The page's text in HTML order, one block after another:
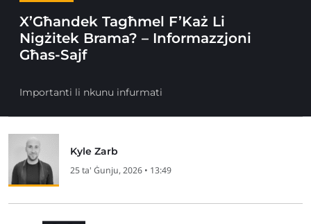
X’Għandek Tagħmel F’Każ Li
Nigżitek Brama? – Informazzjoni
Għas-Sajf
Importanti li nkunu infurmati
Kyle Zarb
25 ta' Ġunju, 2026 • 13:49